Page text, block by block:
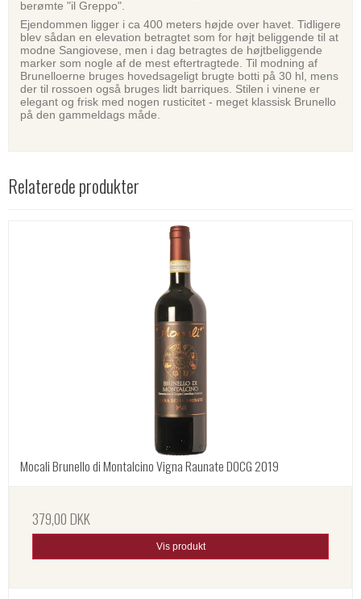
berømte "il Greppo".
Ejendommen ligger i ca 400 meters højde over havet. Tidligere
blev sådan en elevation betragtet som for højt beliggende til at
modne Sangiovese, men i dag betragtes de højtbeliggende
marker som nogle af de mest eftertragtede. Til modning af
Brunelloerne bruges hovedsageligt brugte botti på 30 hl, mens
der til rossoen også bruges lidt barriques. Stilen i vinene er
elegant og frisk med nogen rusticitet - meget klassisk Brunello
på den gammeldags måde.
Relaterede produkter
Mocali Brunello di Montalcino Vigna Raunate DOCG 2019
379,00 DKK
Vis produkt